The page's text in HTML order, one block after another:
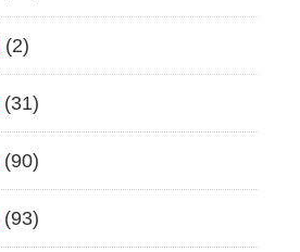
(2)
(31)
(90)
(93)